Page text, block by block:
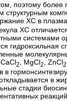
поэтому более
ХС в
ХС
системами
2, MgCl2, ZnCl2
в
стадии